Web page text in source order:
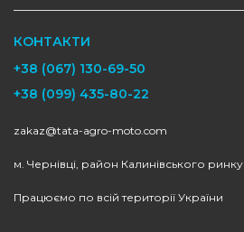
КОНТАКТИ
+38 (067) 130-69-50
+38 (099) 435-80-22
zakaz@tata-agro-moto.com
м. Чернівці, район Калинівського ринку
Працюємо по всій території України